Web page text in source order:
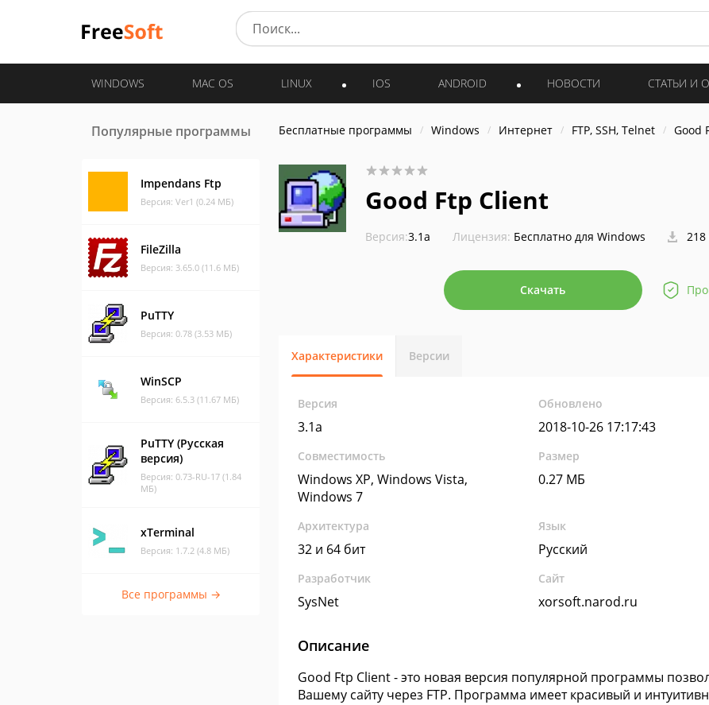
WINDOWS MAC OS LINUX IOS ANDROID НОВОСТИ СТАТЬИ И
Популярные программы
Impendans Ftp
Версия: Ver1 (0.24 МБ)
FileZilla
Версия: 3.65.0 (11.6 МБ)
PuTTY
Версия: 0.78 (3.53 МБ)
WinSCP
Версия: 6.5.3 (11.67 МБ)
PuTTY (Русская
версия)
Версия: 0.73-RU-17 (1.84
МБ)
xTerminal
Версия: 1.7.2 (4.8 МБ)
Все программы →
Бесплатные программы Windows Интернет FTP, SSH, Telnet Good
Good Ftp Client
Версия:3.1a Лицензия: Бесплатно для Windows 218
Скачать
Характеристики Версии
Версия
3.1a
Обновлено
2018-10-26 17:17:43
Совместимость
Windows XP, Windows Vista,
Windows 7
Размер
0.27 МБ
Архитектура
32 и 64 бит
Язык
Русский
Разработчик
SysNet
Сайт
xorsoft.narod.ru
Описание
Good Ftp Client - это новая версия популярной программы
Вашему сайту через FTP. Программа имеет красивый и